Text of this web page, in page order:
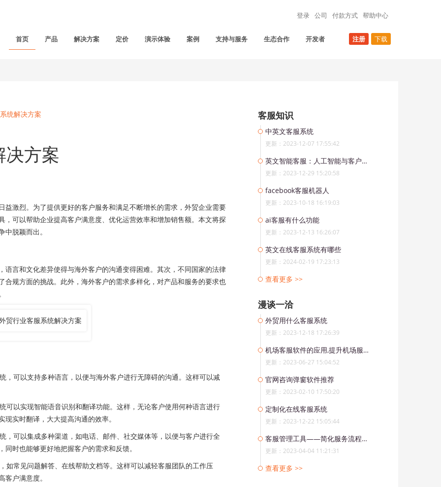
登录 公司 付款方式 帮助中心
首页 产品 解决方案 定价 演示体验 案例 支持与服务 生态合作 开发者 注册 下载
统解决方案
决方案
烈。为了提供更好的客户服务和满足不断增长的需求，外贸企业需要
，可以帮助企业提高客户满意度、优化运营效率和增加销售额。本文将探
脱颖而出。
和文化差异使得与海外客户的沟通变得困难。其次，不同国家的法律
合规方面的挑战。此外，海外客户的需求多样化，对产品和服务的要求也
以支持多种语言，以便与海外客户进行无障碍的沟通。这样可以减
实现智能语音识别和翻译功能。这样，无论客户使用何种语言进行
实时翻译，大大提高沟通的效率。
以集成多种渠道，如电话、邮件、社交媒体等，以便与客户进行全
时也能够更好地把握客户的需求和反馈。
常见问题解答、在线帮助文档等。这样可以减轻客服团队的工作压
户满意度。
客服知识
中英文客服系统
更新：2023-12-07 17:55:42
英文智能客服：人工智能与客户服务的完美结合
更新：2023-12-29 15:20:58
facebook客服机器人
更新：2023-10-18 16:19:03
ai客服有什么功能
更新：2023-12-13 16:26:07
英文在线客服系统有哪些
更新：2024-02-19 17:23:13
查看更多 >>
漫谈一洽
外贸用什么客服系统
更新：2023-12-18 17:26:39
机场客服软件的应用,提升机场服务质量
更新：2023-06-27 15:04:52
官网咨询弹窗软件推荐
更新：2023-02-10 17:50:20
定制化在线客服系统
更新：2023-12-22 15:05:44
客服管理工具——简化服务流程，提高客户满意度
更新：2023-04-04 11:21:31
查看更多 >>